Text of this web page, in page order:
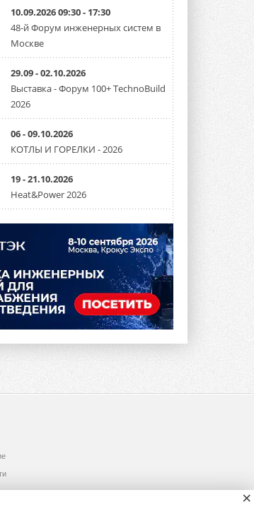
10.09.2026 09:30 - 17:30
48-й Форум инженерных систем в
Москве
29.09 - 02.10.2026
Выставка - Форум 100+ TechnoBuild
2026
06 - 09.10.2026
КОТЛЫ И ГОРЕЛКИ - 2026
19 - 21.10.2026
Heat&Power 2026
×